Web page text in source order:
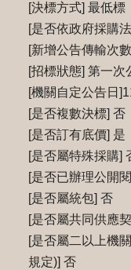
[決標方式] 最低標
[是否依政府採購
[新增公告傳輸次
[招標狀態] 第一次
[機關自定公告日
[是否複數決標] 否
[是否訂有底價] 是
[是否屬特殊採購]
[是否已辦理公開
[是否屬統包] 否
[是否屬共同供應
[是否屬二以上機
規定)] 否